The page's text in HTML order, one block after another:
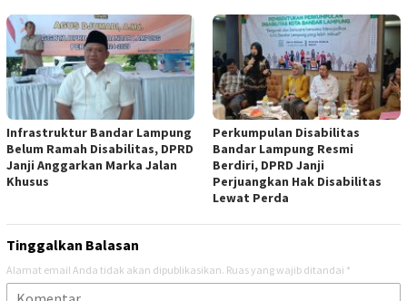
Infrastruktur Bandar Lampung
Belum Ramah Disabilitas, DPRD
Janji Anggarkan Marka Jalan
Khusus
Perkumpulan Disabilitas
Bandar Lampung Resmi
Berdiri, DPRD Janji
Perjuangkan Hak Disabilitas
Lewat Perda
Tinggalkan Balasan
Alamat email Anda tidak akan dipublikasikan. Ruas yang wajib ditandai *